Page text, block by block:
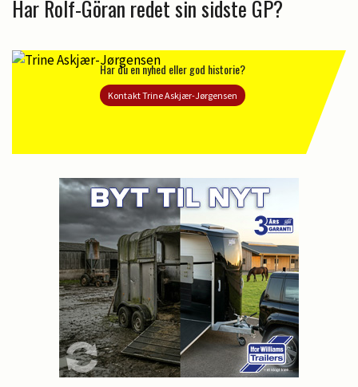
Har Rolf-Göran redet sin sidste GP?
Har du en nyhed eller god historie?
Kontakt Trine Askjær-Jørgensen